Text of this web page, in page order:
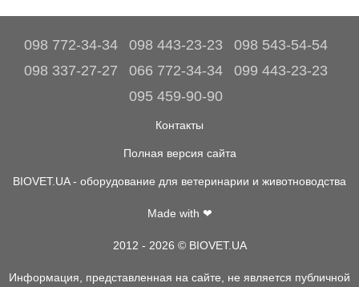
098 772-34-34 098 443-23-23
098 543-54-54
098 337-27-27
066 772-34-34
099 443-23-23
095 459-90-90
Контакты
Полная версия сайта
BIOVET.UA - оборудование для ветеринарии и животноводства
Made with ❤
2012 - 2026 © BIOVET.UA
Информация, представленная на сайте, не является публичной